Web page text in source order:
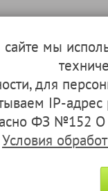
мы
для
IP-
ФЗ №152 О
Условия